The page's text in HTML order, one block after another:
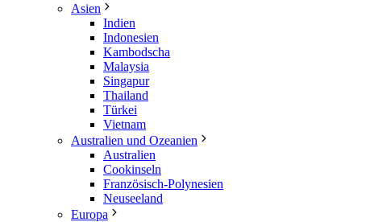
Asien
Indien
Indonesien
Kambodscha
Malaysia
Singapur
Thailand
Türkei
Vietnam
Australien und Ozeanien
Australien
Cookinseln
Französisch-Polynesien
Neuseeland
Europa